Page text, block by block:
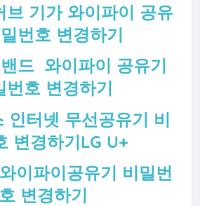
브 기가 와이파이 공유
번호 변경하기
드 와이파이 공유기
번호 변경하기
인터넷 무선공유기 비
변경하기LG U+
이파이공유기 비밀번
호 변경하기